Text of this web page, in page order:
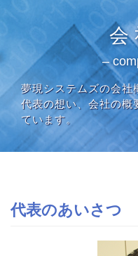
会
–
夢現システムズの会社
代表の想い、会社の概
ています。
代表のあいさつ